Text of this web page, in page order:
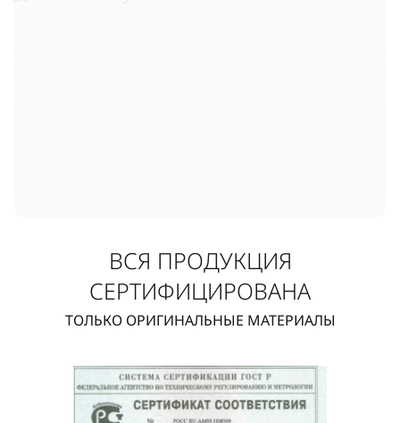
ВСЯ ПРОДУКЦИЯ
СЕРТИФИЦИРОВАНА
ТОЛЬКО ОРИГИНАЛЬНЫЕ МАТЕРИАЛЫ